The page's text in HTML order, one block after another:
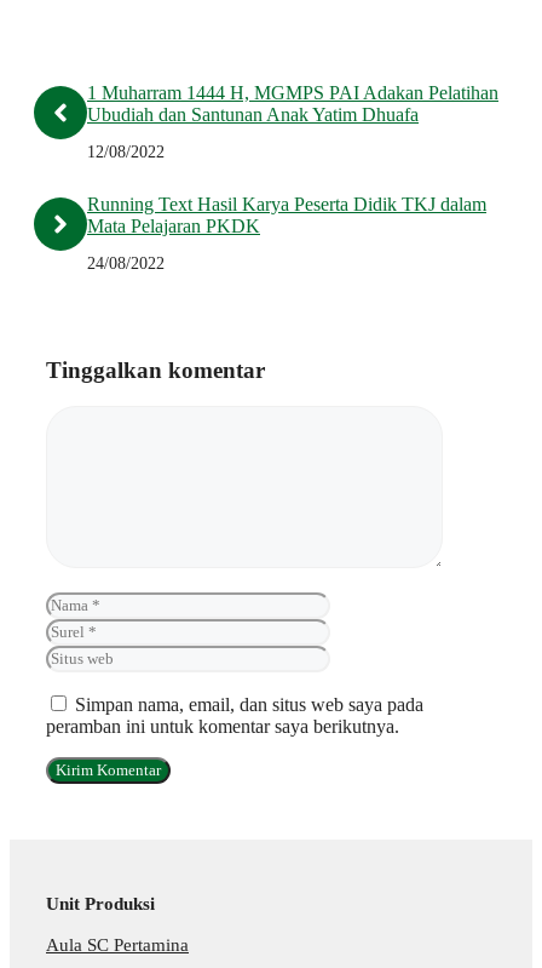
1 Muharram 1444 H, MGMPS PAI Adakan Pelatihan
Ubudiah dan Santunan Anak Yatim Dhuafa
12/08/2022
Running Text Hasil Karya Peserta Didik TKJ dalam
Mata Pelajaran PKDK
24/08/2022
Tinggalkan komentar
Nama
Simpan nama, email, dan situs web saya pada
peramban ini untuk komentar saya berikutnya.
Unit Produksi
Aula SC Pertamina